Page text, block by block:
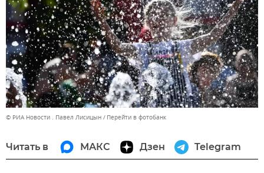
© РИА Новости . Павел Лисицын Перейти в фотобанк
Читать в МАКС Дзен Telegram